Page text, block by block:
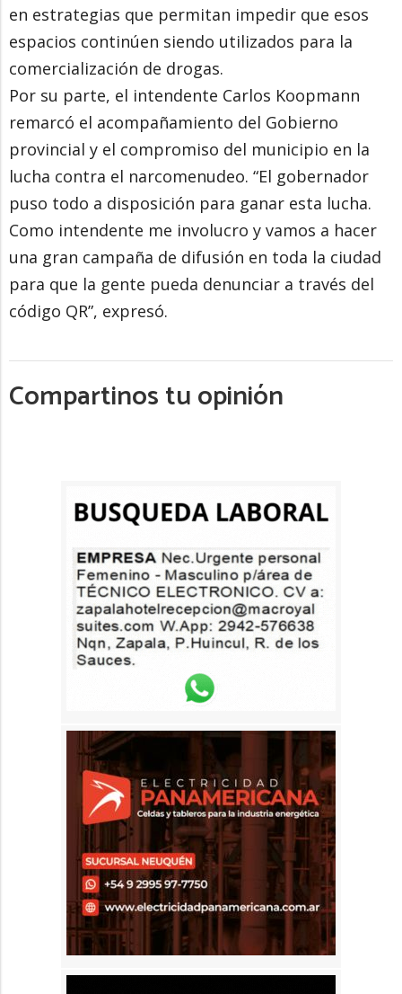
en estrategias que permitan impedir que esos
espacios continúen siendo utilizados para la
comercialización de drogas.
Por su parte, el intendente Carlos Koopmann
remarcó el acompañamiento del Gobierno
provincial y el compromiso del municipio en la
lucha contra el narcomenudeo. “El gobernador
puso todo a disposición para ganar esta lucha.
Como intendente me involucro y vamos a hacer
una gran campaña de difusión en toda la ciudad
para que la gente pueda denunciar a través del
código QR”, expresó.
Compartinos tu opinión